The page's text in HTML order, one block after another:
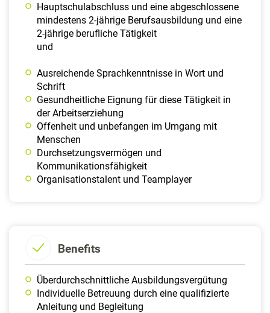
Hauptschulabschluss und eine abgeschlossene
mindestens 2-jährige Berufsausbildung und eine
2-jährige berufliche Tätigkeit
und
Ausreichende Sprachkenntnisse in Wort und
Schrift
Gesundheitliche Eignung für diese Tätigkeit in
der Arbeitserziehung
Offenheit und unbefangen im Umgang mit
Menschen
Durchsetzungsvermögen und
Kommunikationsfähigkeit
Organisationstalent und Teamplayer
Benefits
Überdurchschnittliche Ausbildungsvergütung
Individuelle Betreuung durch eine qualifizierte
Anleitung und Begleitung